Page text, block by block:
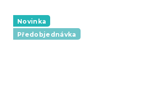
Novinka
Předobjednávka